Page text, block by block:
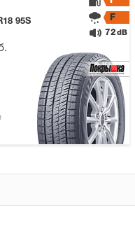
95S
F
72 dB